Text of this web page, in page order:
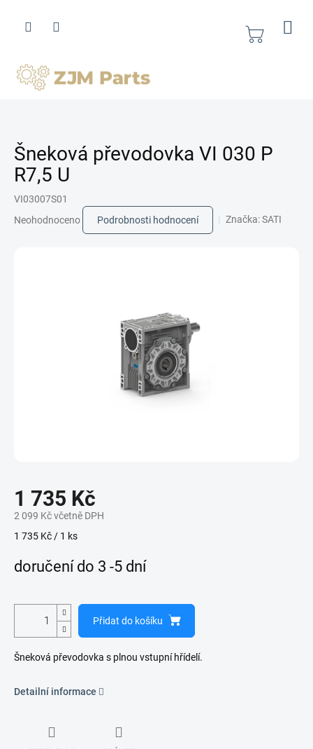
obsah
Nákupní
Šneková převodovka VI 030 P
R7,5 U
VI03007S01
hodnocení
Neohodnoceno Podrobnosti hodnocení Značka:SATI
1 735 Kč
2 099 Kč včetně DPH
Měrná
1 735 Kč / 1 ks
doručení do 3 -5 dní
Přidat do košíku
Šneková převodovka s plnou vstupní hřídelí.
Detailní informace